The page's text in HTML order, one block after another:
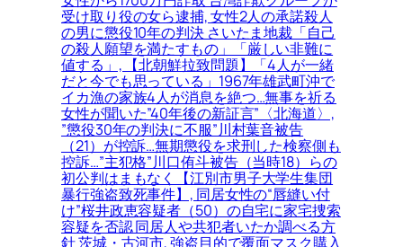
受け取り役の女ら逮捕, 女性2人の承諾殺人
の男に懲役10年の判決 さいたま地裁「自己
の殺人願望を満たすもの」「厳しい非難に
値する」, 【北朝鮮拉致問題】「4人が一緒
だと今でも思っている」1967年雄武町沖で
イカ漁の家族4人が消息を絶つ…無事を祈る
女性が聞いた”40年後の新証言”〈北海道〉,
”懲役30年の判決に不服”川村葉音被告
（21）が控訴…無期懲役を求刑した検察側も
控訴…”主犯格”川口侑斗被告（当時18）らの
初公判はまもなく【江別市男子大学生集団
暴行強盗致死事件】, 同居女性の“唇縫い付
け”桜井政恵容疑者（50）の自宅に家宅捜索
容疑を否認 同居人や共犯者いたか調べる方
針 茨城・古河市, 強盗目的で覆面マスク購入